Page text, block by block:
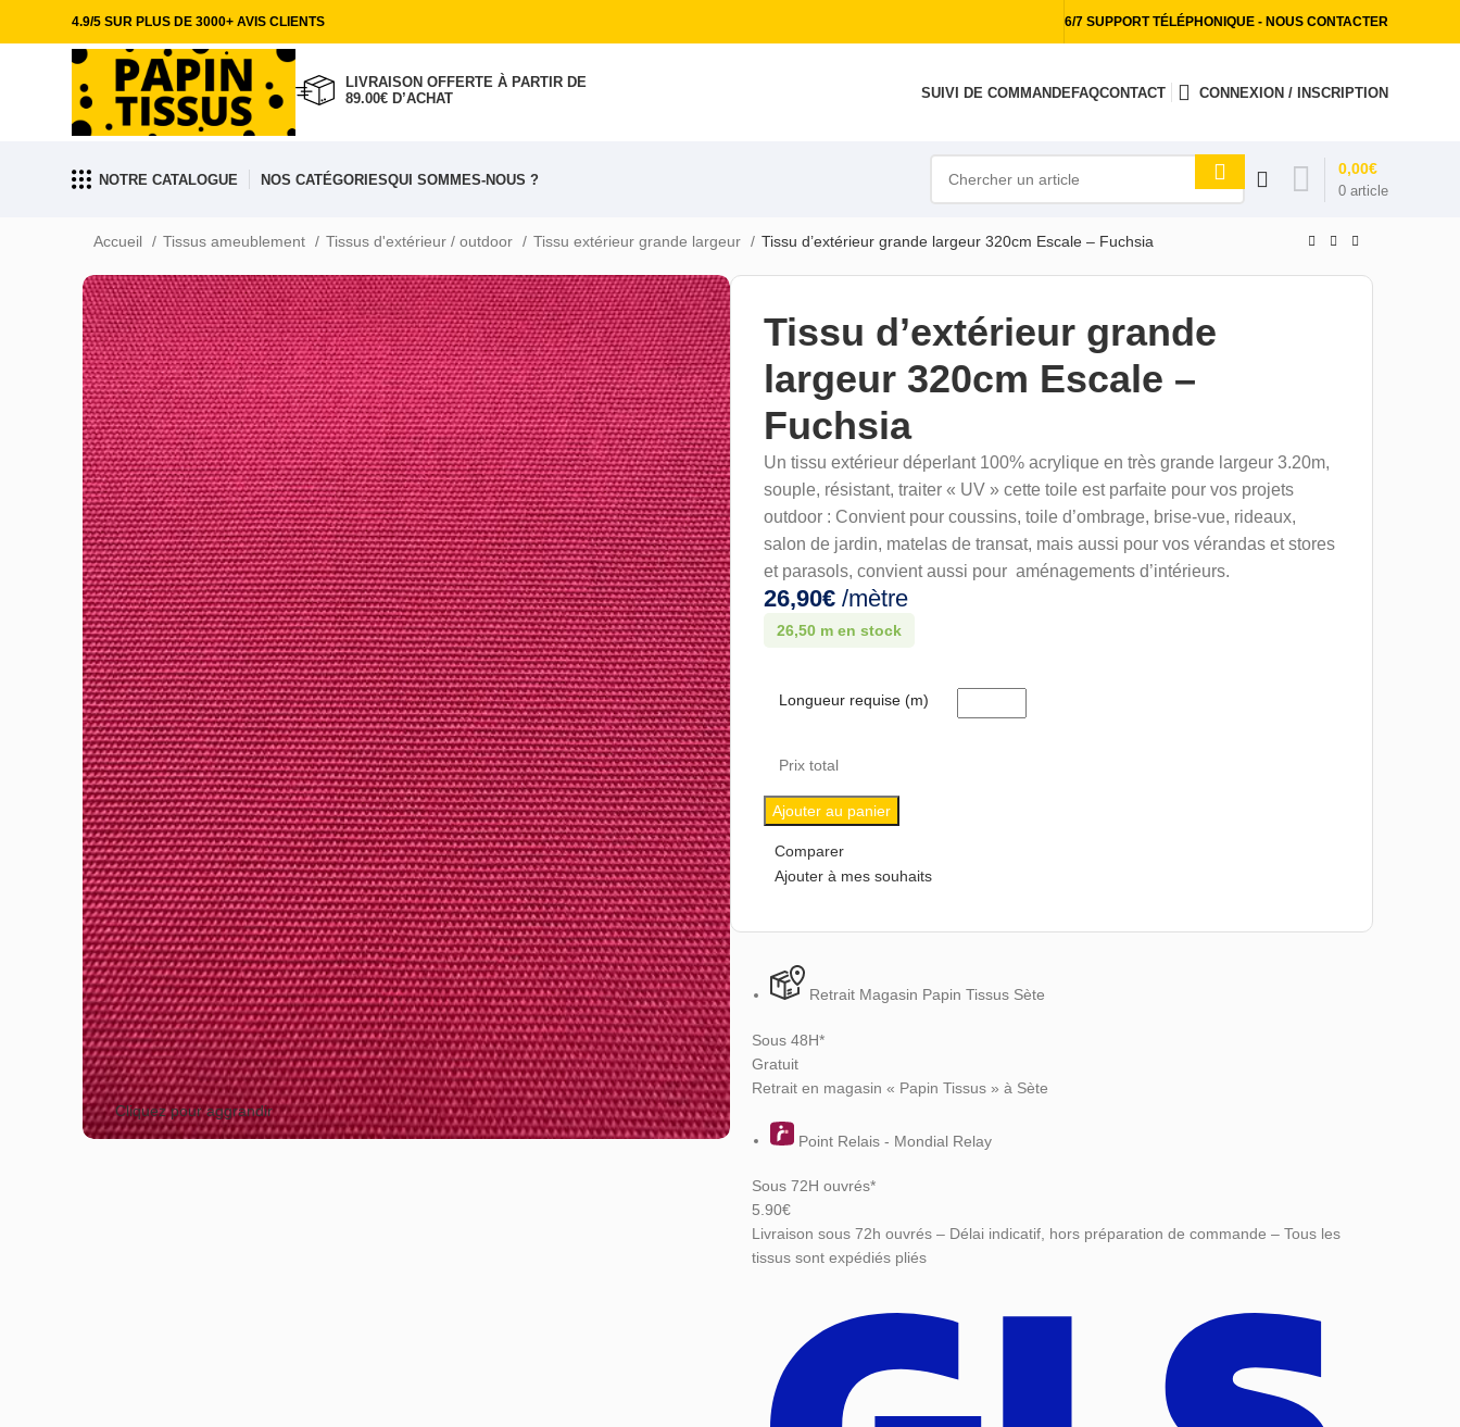
4.9/5 SUR PLUS DE 3000+ AVIS CLIENTS 6/7 SUPPORT TÉLÉPHONIQUE - NOUS CONTACTER
LIVRAISON OFFERTE À PARTIR DE
89.00€ D’ACHAT
SUIVI DE COMMANDEFAQCONTACT CONNEXION / INSCRIPTION
NOTRE CATALOGUE NOS CATÉGORIESQUI SOMMES-NOUS ?
0 article
0,00€
Accueil Tissus ameublement Tissus d'extérieur / outdoor Tissu extérieur grande largeur Tissu d’extérieur grande largeur 320cm Escale – Fuchsia
Cliquez pour aggrandir
Tissu d’extérieur grande
largeur 320cm Escale –
Fuchsia
Un tissu extérieur déperlant 100% acrylique en très grande largeur 3.20m,
souple, résistant, traiter « UV » cette toile est parfaite pour vos projets
outdoor : Convient pour coussins, toile d’ombrage, brise-vue, rideaux,
salon de jardin, matelas de transat, mais aussi pour vos vérandas et stores
et parasols, convient aussi pour aménagements d’intérieurs.
26,90€ /mètre
26,50 m en stock
Longueur requise (m)
Prix total
Ajouter au panier
Comparer
Ajouter à mes souhaits
Retrait Magasin Papin Tissus Sète
Sous 48H*
Gratuit
Retrait en magasin « Papin Tissus » à Sète
Point Relais - Mondial Relay
Sous 72H ouvrés*
5.90€
Livraison sous 72h ouvrés – Délai indicatif, hors préparation de commande – Tous les
tissus sont expédiés pliés